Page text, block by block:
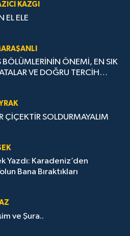
KAZGI
EL ELE
BÖLÜMLERİNİN ÖNEMİ, EN SIK
VE DOĞRU TERCİH
ÇİÇEKTİR SOLDURMAYALIM
Yazdı: Karadeniz’den
Bana Bıraktıkları
ve Şura..